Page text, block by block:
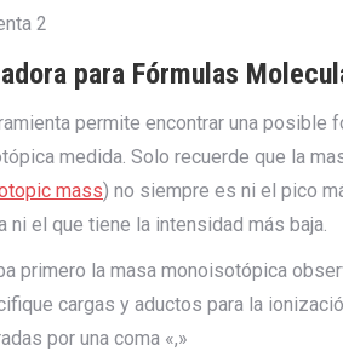
2
para Fórmulas
permite encontrar una posible
medida. Solo recuerde que la
mass) no siempre es ni el pico
ni el que tiene la intensidad más baja.
primero la masa monoisotópica
cargas y aductos para la
por una coma «,»